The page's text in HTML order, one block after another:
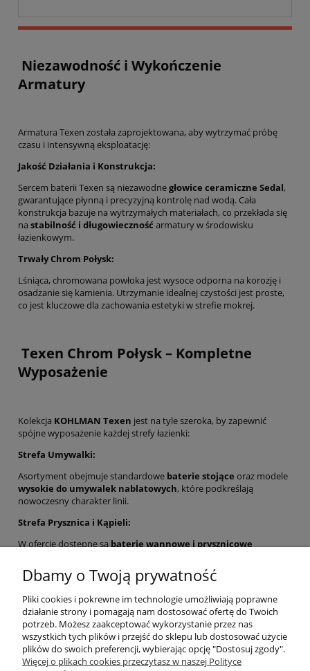
Niezawodność i Wykończenie
Armatury
Armatura Texen została zaprojektowana, aby wytrzymać próbę
czasu i intensywną eksploatację:
Jakość Działania i Konstrukcja:
Sercem baterii Texen są niezawodnegłowice ceramiczne Sedal,
gwarantujące płynną i precyzyjną kontrolę nad wodą. Cała
konstrukcja bazuje na wytrzymałych materiałach, co przekłada się
na stabilność i długowieczność armatury w środowisku
łazienkowym.
Trwały Chrom Połysk:
Lśniąca, chromowana powłoka jest wysoce odporna na korozję i
osadzanie się kamienia. Utrzymanie idealnej czystości jest proste,
co jest kluczowe dla zachowania estetyki w strefie mokrej.
Texen Chrom Połysk – Kompletne
Wyposażenie
Kolekcja KOHLMAN Texen jest na tyle szeroka, by zapewnić
spójne wyposażenie każdej strefy łazienki:
Strefa Umywalki:
Asortyment obejmuje standardowe baterie stojące oraz modele
wysokie do umywalek nablatowych, które podkreślają
nowoczesny charakter linii.
Strefa Prysznica i Kąpieli:
W ofercie dostępne są baterie wannowe i prysznicowe
podtynkowych zestawów prysznicowych
. Rozwiązania
podtynkowe idealnie wpisują się w minimalistyczną estetykę
Texen.
Wybierzarmaturę KOHLMAN Texen Chrom Połyskz
megałazienki.eu– postaw na nowoczesny design, trwały blask i
bezkompromisową jakość.
Dbamy o Twoją prywatność
Pliki cookies i pokrewne im technologie umożliwiają poprawne
działanie strony i pomagają nam dostosować ofertę do Twoich
potrzeb. Możesz zaakceptować wykorzystanie przez nas
wszystkich tych plików i przejść do sklepu lub dostosować użycie
plików do swoich preferencji, wybierając opcję "Dostosuj zgody".
Więcej o plikach cookies przeczytasz w naszej Polityce